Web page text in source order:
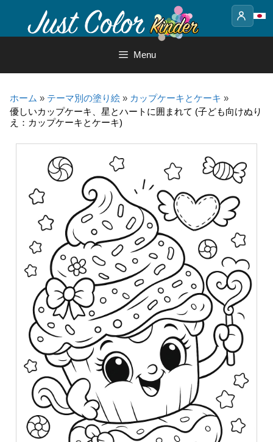
content
Menu
ホーム » テーマ別の塗り絵 » カップケーキとケーキ »
優しいカップケーキ、星とハートに囲まれて (子ども向けぬり
え：カップケーキとケーキ)